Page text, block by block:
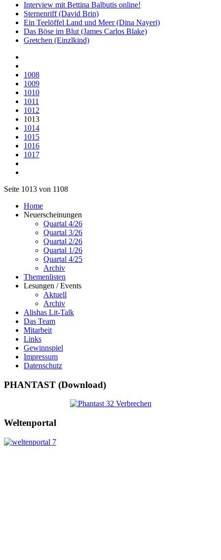
Interview mit Bettina Balbutis online!
Sternenriff (David Brin)
Ein Teelöffel Land und Meer (Dina Nayeri)
Das Böse im Blut (James Carlos Blake)
Gretchen (Einzlkind)
1008
1009
1010
1011
1012
1013
1014
1015
1016
1017
Seite 1013 von 1108
Home
Neuerscheinungen
Quartal 4/26
Quartal 3/26
Quartal 2/26
Quartal 1/26
Quartal 4/25
Archiv
Themenlisten
Lesungen / Events
Aktuell
Archiv
Alishas Lit-Talk
Das Team
Mitarbeit
Links
Gewinnspiel
Impressum
Datenschutz
PHANTAST (Download)
Weltenportal